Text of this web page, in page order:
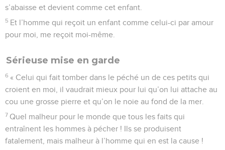
s’abaisse et devient comme cet enfant.
5 Et l’homme qui reçoit un enfant comme celui-ci par amour
pour moi, me reçoit moi-même.
Sérieuse mise en garde
6 « Celui qui fait tomber dans le péché un de ces petits qui
croient en moi, il vaudrait mieux pour lui qu’on lui attache au
cou une grosse pierre et qu’on le noie au fond de la mer.
7 Quel malheur pour le monde que tous les faits qui
entraînent les hommes à pécher ! Ils se produisent
fatalement, mais malheur à l’homme qui en est la cause !